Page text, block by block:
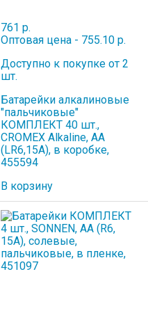
761 р.
Оптовая цена - 755.10 р.
Доступно к покупке от 2
шт.
Батарейки алкалиновые
"пальчиковые"
КОМПЛЕКТ 40 шт.,
CROMEX Alkaline, АА
(LR6,15А), в коробке,
455594
В корзину